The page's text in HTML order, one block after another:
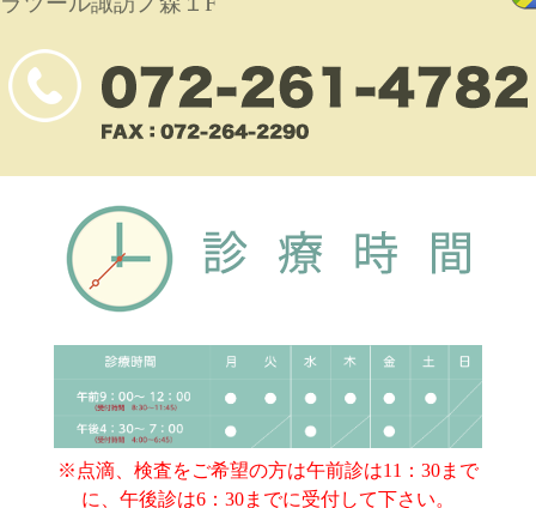
※点滴、検査をご希望の方は午前診は11：30まで
に、午後診は6：30までに受付して下さい。